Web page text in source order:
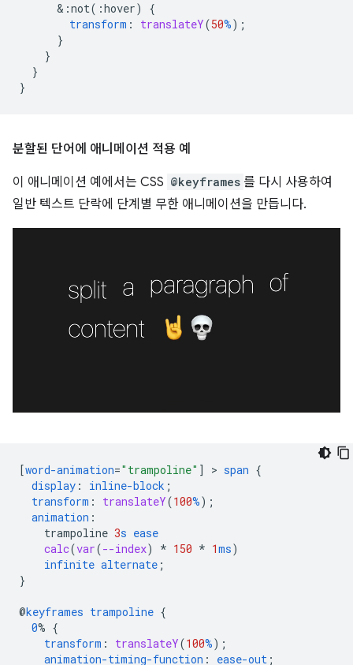
& :not(:hover)
{
transform : translateY(50%);
}
}
}
}
분할된 단어에 애니메이션 적용 예
이 애니메이션 예에서는 CSS @keyframes 를 다시 사용하여
일반 텍스트 단락에 단계별 무한 애니메이션을 만듭니다.
[word-animation="trampoline" ] > span {
display : inline-block ;
transform : translateY(100%);
animation :
trampoline 3s ease
calc(var(--index) * 150 * 1ms)
infinite alternate ;
}
@keyframes trampoline {
0% {
transform : translateY(100%);
animation-timing-function : ease-out ;